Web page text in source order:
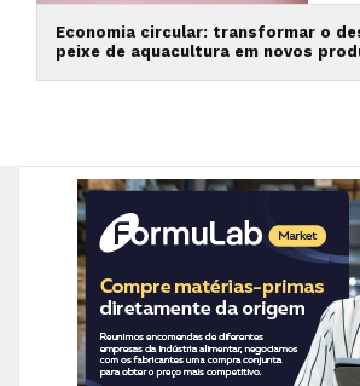
Economia circular: transformar o
peixe de aquacultura em novos